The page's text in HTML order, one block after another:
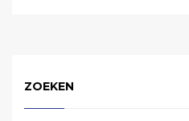
ZOEKEN